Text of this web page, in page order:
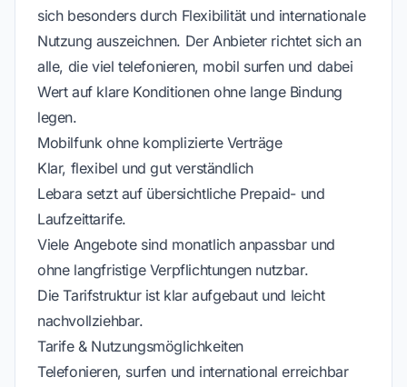
sich besonders durch Flexibilität und internationale
Nutzung auszeichnen. Der Anbieter richtet sich an
alle, die viel telefonieren, mobil surfen und dabei
Wert auf klare Konditionen ohne lange Bindung
legen.
Mobilfunk ohne komplizierte Verträge
Klar, flexibel und gut verständlich
Lebara setzt auf übersichtliche Prepaid- und
Laufzeittarife.
Viele Angebote sind monatlich anpassbar und
ohne langfristige Verpflichtungen nutzbar.
Die Tarifstruktur ist klar aufgebaut und leicht
nachvollziehbar.
Tarife & Nutzungsmöglichkeiten
Telefonieren, surfen und international erreichbar